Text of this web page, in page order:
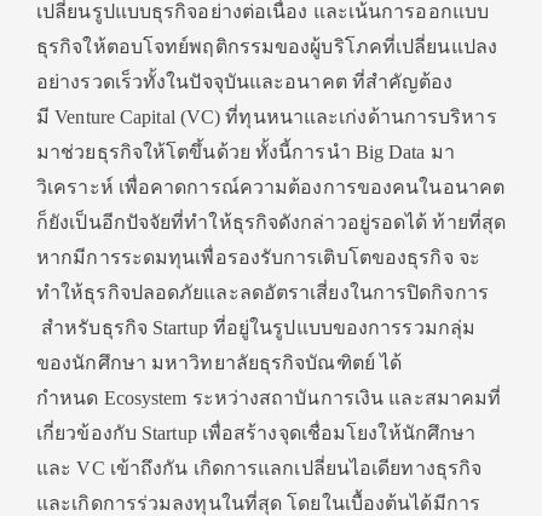
เปลี่ยนรูปแบบธุรกิจอย่างต่อเนื่อง และเน้นการออกแบบ
ธุรกิจให้ตอบโจทย์พฤติกรรมของผู้บริโภคที่เปลี่ยนแปลง
อย่างรวดเร็วทั้งในปัจจุบันและอนาคต ที่สำคัญต้อง
มีVenture Capital (VC)ที่ทุนหนาและเก่งด้านการบริหาร
มาช่วยธุรกิจให้โตขึ้นด้วย ทั้งนี้การนำ Big Data มา
วิเคราะห์ เพื่อคาดการณ์ความต้องการของคนในอนาคต
ก็ยังเป็นอีกปัจจัยที่ทำให้ธุรกิจดังกล่าวอยู่รอดได้ ท้ายที่สุด
หากมีการระดมทุนเพื่อรองรับการเติบโตของธุรกิจ จะ
ทำให้ธุรกิจปลอดภัยและลดอัตราเสี่ยงในการปิดกิจการ
สำหรับธุรกิจ Startup ที่อยู่ในรูปแบบของการรวมกลุ่ม
ของนักศึกษา มหาวิทยาลัยธุรกิจบัณฑิตย์ ได้
กำหนด Ecosystem ระหว่างสถาบันการเงิน และสมาคมที่
เกี่ยวข้องกับ Startup เพื่อสร้างจุดเชื่อมโยงให้นักศึกษา
และVC เข้าถึงกัน เกิดการแลกเปลี่ยนไอเดียทางธุรกิจ
และเกิดการร่วมลงทุนในที่สุด โดยในเบื้องต้นได้มีการ